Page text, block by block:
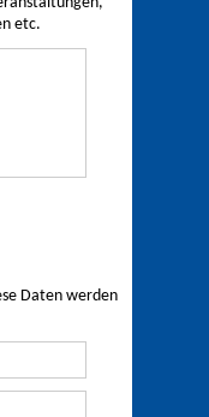
etc.
Daten werden